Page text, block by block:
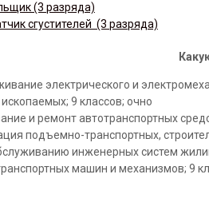
(3 разряда)
сгустителей (3 разряда)
электрического и
9 классов; очно
и ремонт автотранспортных
подъемно-транспортных,
инженерных систем
машин и механизмов; 9